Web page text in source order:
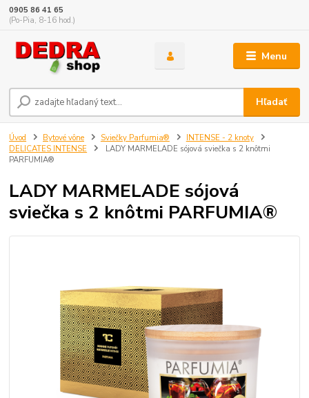
Menu
Hľadať
0905 86 41 65
(Po-Pia, 8-16 hod.)
Úvod Bytové vône Sviečky Parfumia®
INTENSE - 2 knoty
DELICATES INTENSE
LADY MARMELADE sójová sviečka s 2 knôtmi
PARFUMIA®
LADY MARMELADE sójová
sviečka s 2 knôtmi PARFUMIA®